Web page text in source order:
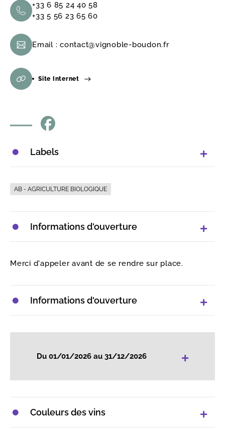
+33 6 85 24 40 58
+33 5 56 23 65 60
Email : contact@vignoble-boudon.fr
Site Internet
Labels
AB - AGRICULTURE BIOLOGIQUE
Informations d'ouverture
Merci d'appeler avant de se rendre sur place.
Informations d'ouverture
Du 01/01/2026 au 31/12/2026 +
Couleurs des vins